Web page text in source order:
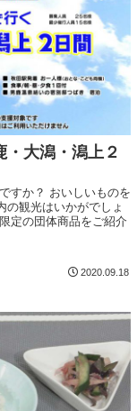
・大潟・潟上２
すか？ おいしいものを
の観光はいかがでしょ
定の団体商品をご紹介
2020.09.18